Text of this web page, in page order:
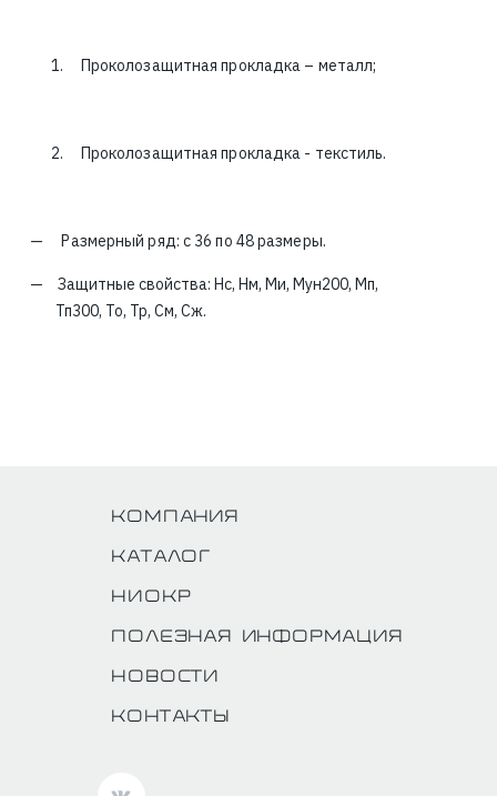
1. Проколозащитная прокладка – металл;
2. Проколозащитная прокладка - текстиль.
Размерный ряд: с 36 по 48 размеры.
Защитные свойства: Нс, Нм, Ми, Мун200, Мп,
Тп300, То, Тр, См, Сж.
Компания
Каталог
НИОКР
Полезная информация
Новости
Контакты